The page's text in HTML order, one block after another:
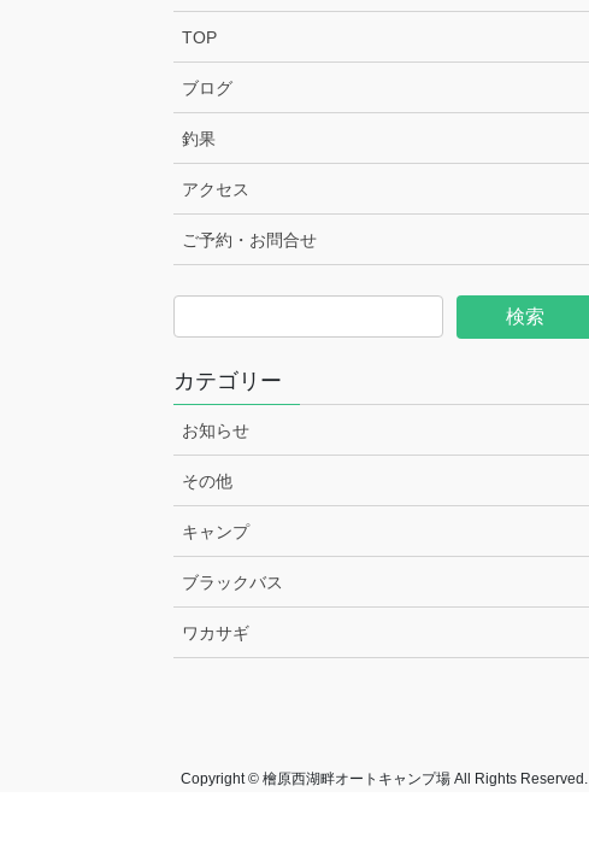
TOP
ブログ
釣果
アクセス
ご予約・お問合せ
カテゴリー
お知らせ
その他
キャンプ
ブラックバス
ワカサギ
Copyright © 檜原西湖畔オートキャンプ場 All Rights Reserved.